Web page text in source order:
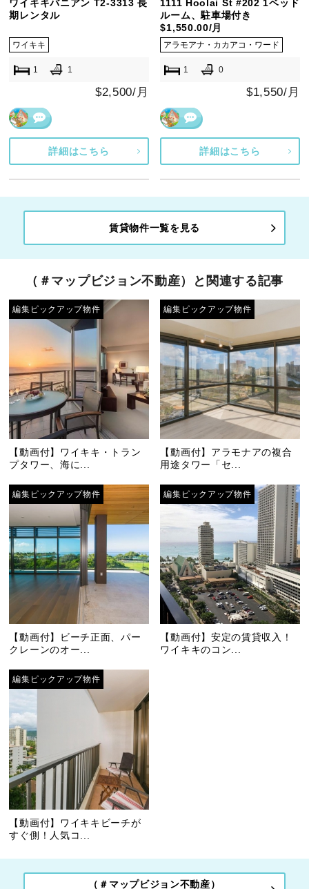
ワイキキバニアン T2-3313 長
期レンタル
ワイキキ
1 1
$2,500/月
詳細はこちら
1111 Hoolai St #202 1ベッド
ルーム、駐車場付き
$1,550.00/月
アラモアナ・カカアコ・ワード
1 0
$1,550/月
詳細はこちら
賃貸物件一覧を見る
（＃マップビジョン不動産）と関連する記事
編集ピックアップ物件
【動画付】ワイキキ・トラン
プタワー、海に...
編集ピックアップ物件
【動画付】アラモナアの複合
用途タワー「セ...
編集ピックアップ物件
【動画付】ビーチ正面、パー
クレーンのオー...
編集ピックアップ物件
【動画付】安定の賃貸収入！
ワイキキのコン...
編集ピックアップ物件
【動画付】ワイキキビーチが
すぐ側！人気コ...
（＃マップビジョン不動産）